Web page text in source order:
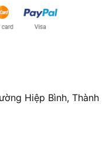
Hiệp Bình, Thành